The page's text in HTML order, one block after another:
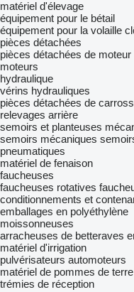
matériel d'élevage
équipement pour le bétail
équipement pour la volaille
pièces détachées
pièces détachées de moteur
moteurs
hydraulique
vérins hydrauliques
pièces détachées de
relevages arrière
semoirs et planteuses
semoirs mécaniques
pneumatiques
matériel de fenaison
faucheuses
faucheuses rotatives
conditionnements et
emballages en polyéthylène
moissonneuses
arracheuses de betteraves
matériel d'irrigation
pulvérisateurs automoteurs
matériel de pommes de terre
trémies de réception